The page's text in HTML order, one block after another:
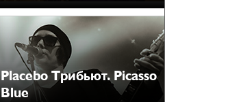
Placebo Tрибьют. Picasso
Blue